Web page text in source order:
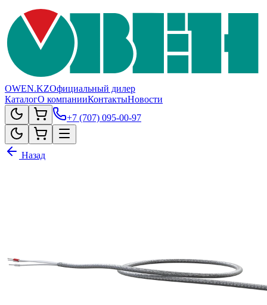
OWEN.KZОфициальный дилер
КаталогО компанииКонтактыНовости
+7 (707) 095-00-97
Назад